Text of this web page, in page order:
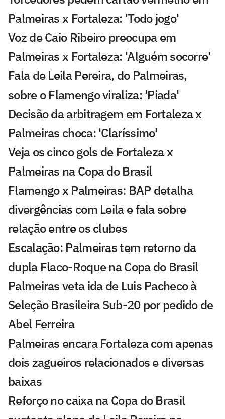
Palmeiras x Fortaleza: 'Todo jogo'
Voz de Caio Ribeiro preocupa em
Palmeiras x Fortaleza: 'Alguém socorre'
Fala de Leila Pereira, do Palmeiras,
sobre o Flamengo viraliza: 'Piada'
Decisão da arbitragem em Fortaleza x
Palmeiras choca: 'Claríssimo'
Veja os cinco gols de Fortaleza x
Palmeiras na Copa do Brasil
Flamengo x Palmeiras: BAP detalha
divergências com Leila e fala sobre
relação entre os clubes
Escalação: Palmeiras tem retorno da
dupla Flaco-Roque na Copa do Brasil
Palmeiras veta ida de Luis Pacheco à
Seleção Brasileira Sub-20 por pedido de
Abel Ferreira
Palmeiras encara Fortaleza com apenas
dois zagueiros relacionados e diversas
baixas
Reforço no caixa na Copa do Brasil